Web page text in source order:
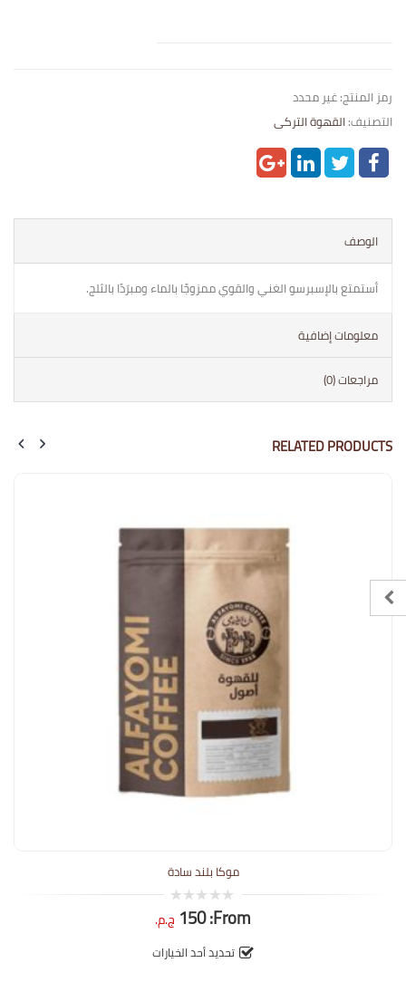
رمز المنتج:غير محدد
التصنيف:القهوة التركى
الوصف
أستمتع بالإسبرسو الغني والقوي ممزوجًا بالماء ومبرّدًا بالثلج.
معلومات إضافية
مراجعات (0)
RELATED PRODUCTS
موكا بلند سادة
0
out
5
From:
150 ج.م.
تحديد أحد الخيارات